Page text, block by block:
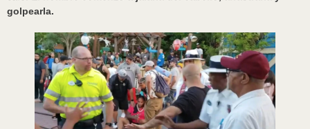
golpearla.